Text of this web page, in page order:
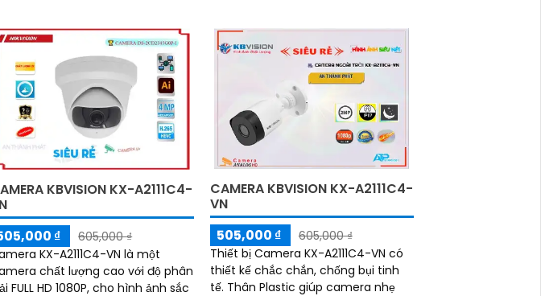
KBVISION KX-A2111C4-
₫
605,000 ₫
KX-A2111C4-VN là một
chất lượng cao với độ phân
FULL HD 1080P, cho hình ảnh sắc
CAMERA KBVISION KX-A2111C4-
VN
505,000 ₫
605,000 ₫
Thiết bị Camera KX-A2111C4-VN có
thiết kế chắc chắn, chống bụi tinh
tế. Thân Plastic giúp camera nhẹ